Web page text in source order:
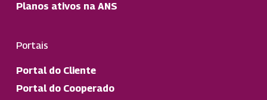
Planos ativos na ANS
Portais
Portal do Cliente
Portal do Cooperado